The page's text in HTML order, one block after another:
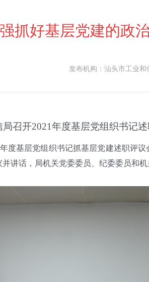
抓好基层党建的政
发布机构：汕头市工业和
召开2021年度基层党组织书记述
基层党组织书记抓基层党建述职评
讲话，局机关党委委员、纪委委员和